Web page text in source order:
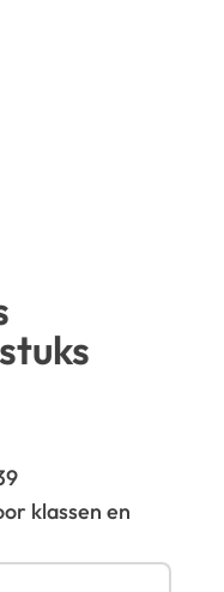
klassen en